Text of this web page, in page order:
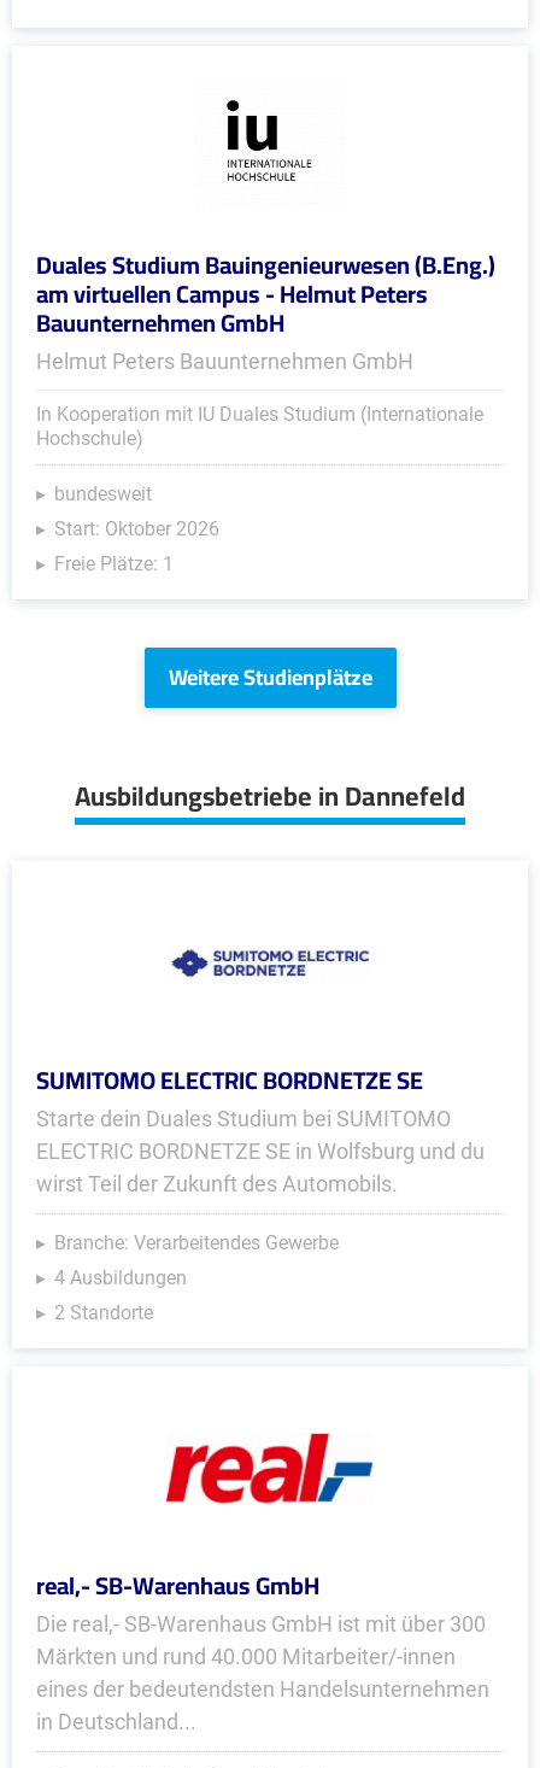
Duales Studium Bauingenieurwesen (B.Eng.)
am virtuellen Campus - Helmut Peters
Bauunternehmen GmbH
Helmut Peters Bauunternehmen GmbH
In Kooperation mit IU Duales Studium (Internationale
Hochschule)
bundesweit
Start: Oktober 2026
Freie Plätze: 1
Weitere Studienplätze
Ausbildungsbetriebe in Dannefeld
SUMITOMO ELECTRIC BORDNETZE SE
Starte dein Duales Studium bei SUMITOMO
ELECTRIC BORDNETZE SE in Wolfsburg und du
wirst Teil der Zukunft des Automobils.
Branche: Verarbeitendes Gewerbe
4 Ausbildungen
2 Standorte
real,- SB-Warenhaus GmbH
Die real,- SB-Warenhaus GmbH ist mit über 300
Märkten und rund 40.000 Mitarbeiter/-innen
eines der bedeutendsten Handelsunternehmen
in Deutschland...